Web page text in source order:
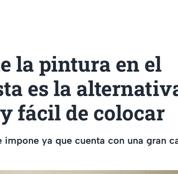
la pintura en el
es la
fácil de colocar
impone ya que cuenta con una gran